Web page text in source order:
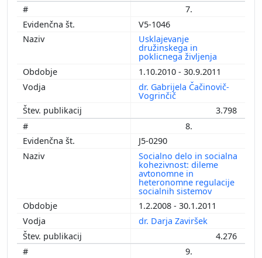
7.
V5-1046
Usklajevanje
družinskega in
poklicnega življenja
1.10.2010 - 30.9.2011
dr. Gabrijela Čačinovič-
Vogrinčič
3.798
8.
J5-0290
Socialno delo in socialna
kohezivnost: dileme
avtonomne in
heteronomne regulacije
socialnih sistemov
1.2.2008 - 30.1.2011
dr. Darja Zaviršek
4.276
9.